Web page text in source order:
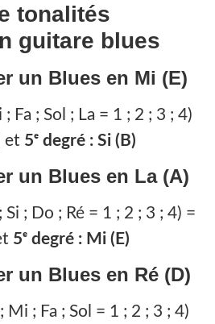
tonalités
guitare blues
un Blues en Mi (E)
; Fa ; Sol ; La = 1 ; 2 ; 3 ; 4)
et 5ᵉ degré : Si (B)
un Blues en La (A)
Si ; Do ; Ré = 1 ; 2 ; 3 ; 4) =
5ᵉ degré : Mi (E)
un Blues en Ré (D)
Mi ; Fa ; Sol = 1 ; 2 ; 3 ; 4)